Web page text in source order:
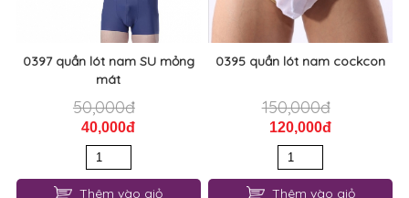
0397 quần lót nam SU mỏng
mát
50,000đ
40,000đ
Thêm vào giỏ
0395 quần lót nam cockcon
150,000đ
120,000đ
Thêm vào giỏ